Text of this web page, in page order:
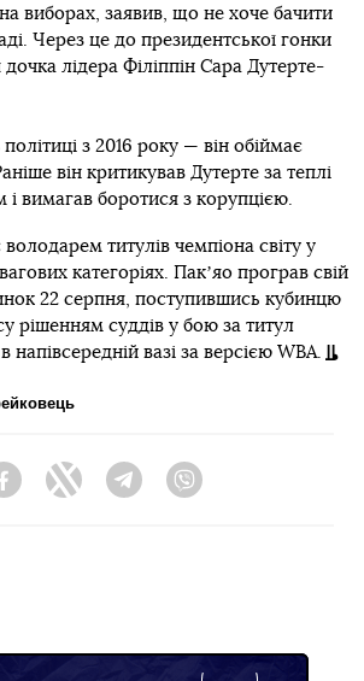
виборах, заявив, що не хоче бачити
Через це до президентської гонки
лідера Філіппін Сара Дутерте-
з 2016 року — він обіймає
він критикував Дутерте за теплі
і вимагав боротися з корупцією.
титулів чемпіона світу у
категоріях. Пакʼяо програв свій
22 серпня, поступившись кубинцю
рішенням суддів у бою за титул
напівсередній вазі за версією WBA.
FacebookTwitter Telegram